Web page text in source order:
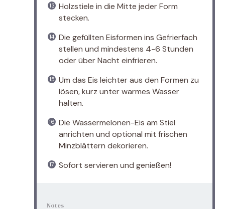
Holzstiele in die Mitte jeder Form
stecken.
Die gefüllten Eisformen ins Gefrierfach
stellen und mindestens 4-6 Stunden
oder über Nacht einfrieren.
Um das Eis leichter aus den Formen zu
lösen, kurz unter warmes Wasser
halten.
Die Wassermelonen-Eis am Stiel
anrichten und optional mit frischen
Minzblättern dekorieren.
Sofort servieren und genießen!
Notes